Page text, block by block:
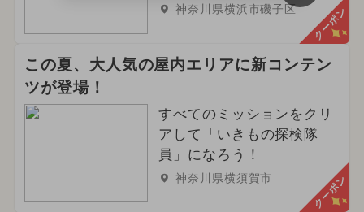
神奈川県横浜市磯子区 クーポン
この夏、大人気の屋内エリアに新コンテン
ツが登場！
すべてのミッションをクリ
アして「いきもの探検隊
員」になろう！
神奈川県横須賀市 クーポン